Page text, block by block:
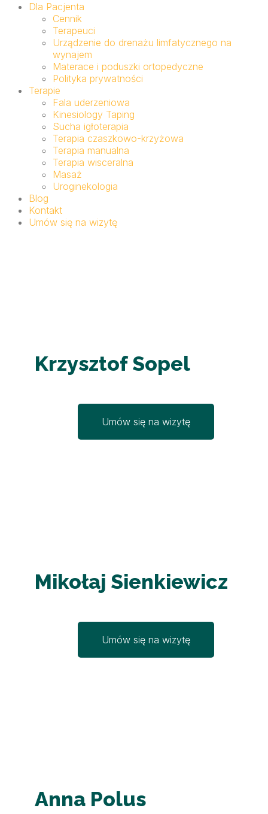
Dla Pacjenta
Cennik
Terapeuci
Urządzenie do drenażu limfatycznego na
wynajem
Materace i poduszki ortopedyczne
Polityka prywatności
Terapie
Fala uderzeniowa
Kinesiology Taping
Sucha igłoterapia
Terapia czaszkowo-krzyżowa
Terapia manualna
Terapia wisceralna
Masaż
Uroginekologia
Blog
Kontakt
Umów się na wizytę
Krzysztof Sopel
Umów się na wizytę
Mikołaj Sienkiewicz
Umów się na wizytę
Anna Polus